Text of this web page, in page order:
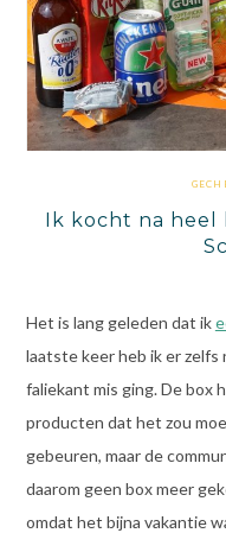
Ik kocht na heel
Het is lang geleden dat ik
laatste keer heb ik er
faliekant mis ging. De box
producten dat het zou
gebeuren, maar de
daarom geen box meer
omdat het bijna vakantie